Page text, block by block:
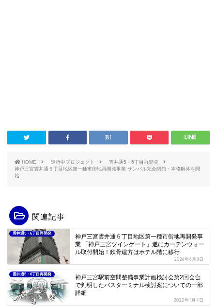
HOME 進行中プロジェクト
雲井通5・6丁目再開発
神戸三宮雲井通５丁目地区第一種市街地再開発事業 サンパル完全閉館・本格解体を開
始
関連記事
雲井通5・6丁目再開発
神戸三宮雲井通５丁目地区第一種市街地再開発事
業 「神戸三宮ツインゲート」遂にカーテンウォー
ル取付開始！鉄骨建方はホテル階に移行
2026年6月8日
雲井通5・6丁目再開発
神戸三宮駅前空間整備事業計画検討会第2回会合
で判明したバスターミナル検討案についての一部
詳細
2020年1月4日